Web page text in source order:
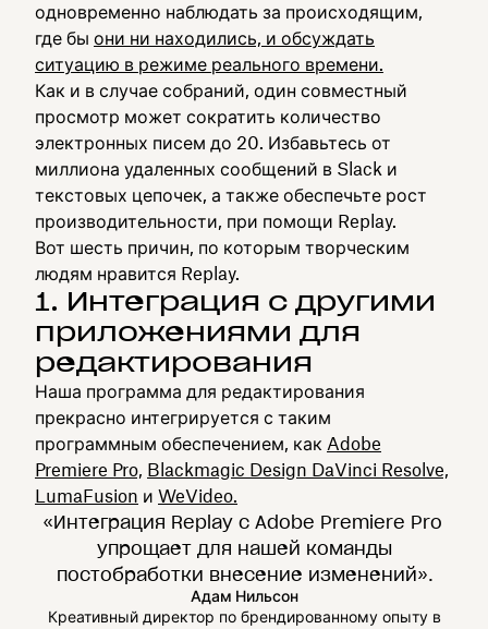
одновременно наблюдать за происходящим,
где бы они ни находились, и обсуждать
ситуацию в режиме реального времени.
Как и в случае собраний, один совместный
просмотр может сократить количество
электронных писем до 20. Избавьтесь от
миллиона удаленных сообщений в Slack и
текстовых цепочек, а также обеспечьте рост
производительности, при помощи Replay.
Вот шесть причин, по которым творческим
людям нравится Replay.
1. Интеграция с другими
приложениями для
редактирования
Наша программа для редактирования
прекрасно интегрируется с таким
программным обеспечением, как Adobe
Premiere Pro, Blackmagic Design DaVinci Resolve,
LumaFusion и WeVideo.
«Интеграция Replay с Adobe Premiere Pro
упрощает для нашей команды
постобработки внесение изменений».
Адам Нильсон
Креативный директор по брендированному опыту в